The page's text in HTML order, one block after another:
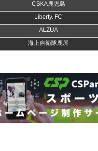
CSKA鹿児島
Liberty. FC
ALZUA
海上自衛隊鹿屋